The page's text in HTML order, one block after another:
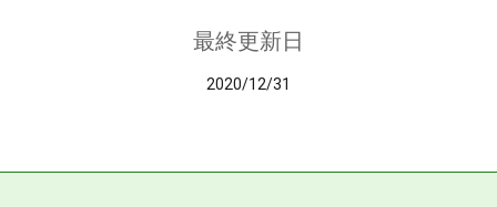
最終更新日
2020/12/31